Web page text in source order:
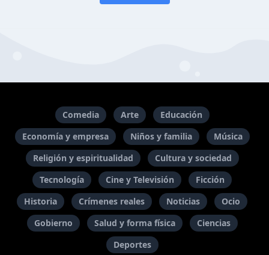
Comedia Arte
Educación
Economía y empresa
Niños y familia
Música
Religión y espiritualidad
Cultura y sociedad
Tecnología
Cine y Televisión
Ficción
Historia
Crímenes reales Noticias
Ocio
Gobierno
Salud y forma física
Ciencias
Deportes